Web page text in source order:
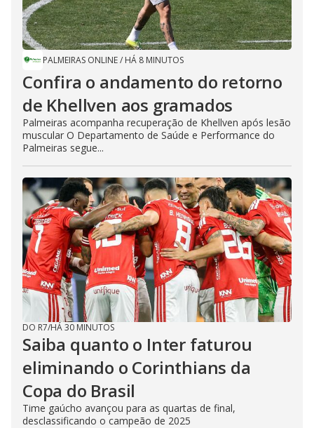
PALMEIRAS ONLINE/ HÁ 8 MINUTOS
Confira o andamento do retorno
de Khellven aos gramados
Palmeiras acompanha recuperação de Khellven após lesão
muscular O Departamento de Saúde e Performance do
Palmeiras segue...
DO R7/HÁ 30 MINUTOS
Saiba quanto o Inter faturou
eliminando o Corinthians da
Copa do Brasil
Time gaúcho avançou para as quartas de final,
desclassificando o campeão de 2025